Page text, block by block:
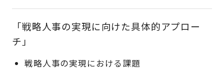
「戦略人事の実現に向けた具体的アプロー
チ」
戦略人事の実現における課題